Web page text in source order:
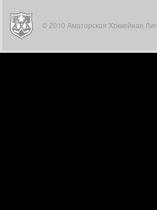
© 2010 Аматорская Хоккейная